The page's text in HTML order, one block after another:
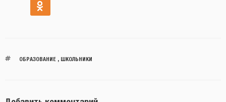
ОБРАЗОВАНИЕ, ШКОЛЬНИКИ